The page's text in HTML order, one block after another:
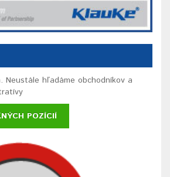
Neustále hľadáme obchodníkov a
POZÍCIÍ